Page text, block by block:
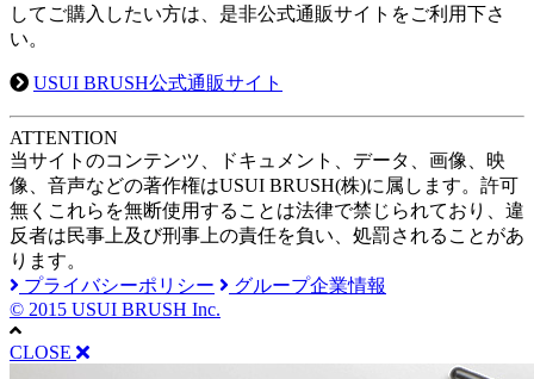
してご購入したい方は、是非公式通販サイトをご利用下さ
い。
USUI BRUSH公式通販サイト
ATTENTION
当サイトのコンテンツ、ドキュメント、データ、画像、映
像、音声などの著作権はUSUI BRUSH(株)に属します。許可
無くこれらを無断使用することは法律で禁じられており、違
反者は民事上及び刑事上の責任を負い、処罰されることがあ
ります。
プライバシーポリシー
グループ企業情報
© 2015 USUI BRUSH Inc.
CLOSE